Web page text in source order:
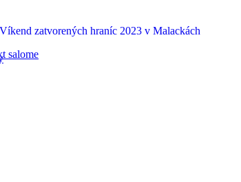
Víkend zatvorených hraníc 2023 v Malackách
salome